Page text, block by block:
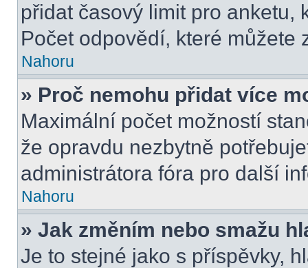
přidat časový limit pro anketu,
Počet odpovědí, které můžete
Nahoru
» Proč nemohu přidat více
Maximální počet možností
že opravdu nezbytně
administrátora fóra pro další
Nahoru
» Jak změním nebo smažu
Je to stejné jako s příspěvky,